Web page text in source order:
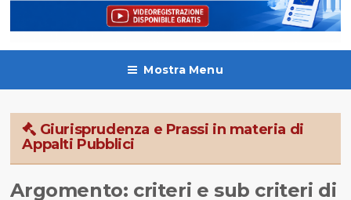
Mostra Menu
Giurisprudenza e Prassi in materia di
Appalti Pubblici
Argomento: criteri e sub criteri di